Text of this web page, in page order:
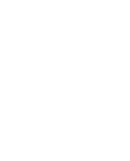
хаягийн бүртгэл,